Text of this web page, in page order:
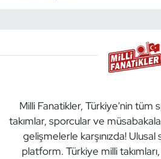
Milli Fanatikler, Türkiye'nin tüm
takımlar, sporcular ve
gelişmelerle karşınızda! Ulusal
platform. Türkiye milli